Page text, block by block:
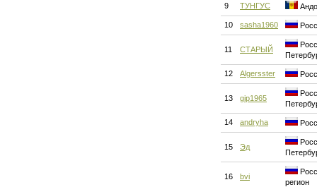
9 ТУНГУС
10 sasha1960
11 СТАРЫЙ
12 Algersster
13 gip1965
14 andryha
15 Эд
16 bvi
регион